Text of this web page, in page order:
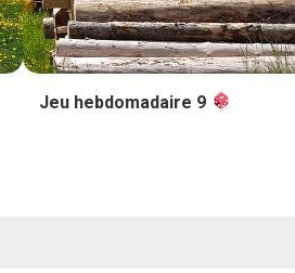
Jeu hebdomadaire 9